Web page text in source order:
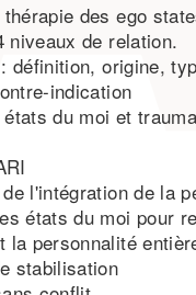
des ego
niveaux de relation.
définition, origine,
indication
du moi et
l'intégration de la
états du moi pour
la personnalité
stabilisation